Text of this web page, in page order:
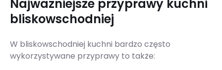
Najważniejsze przyprawy kuchni
bliskowschodniej
W bliskowschodniej kuchni bardzo często
wykorzystywane przyprawy to także: